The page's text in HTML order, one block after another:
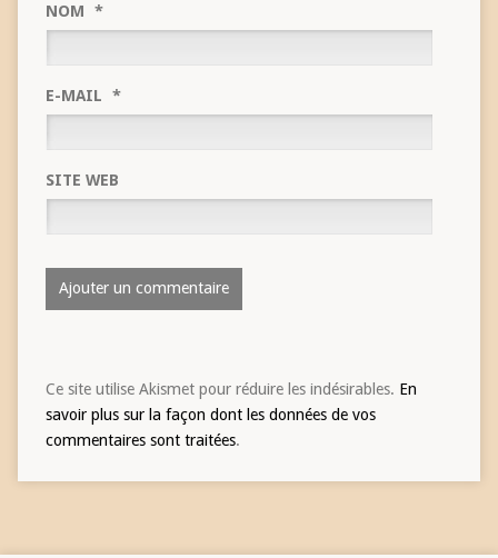
NOM *
E-MAIL *
SITE WEB
Ce site utilise Akismet pour réduire les indésirables. En
savoir plus sur la façon dont les données de vos
commentaires sont traitées.